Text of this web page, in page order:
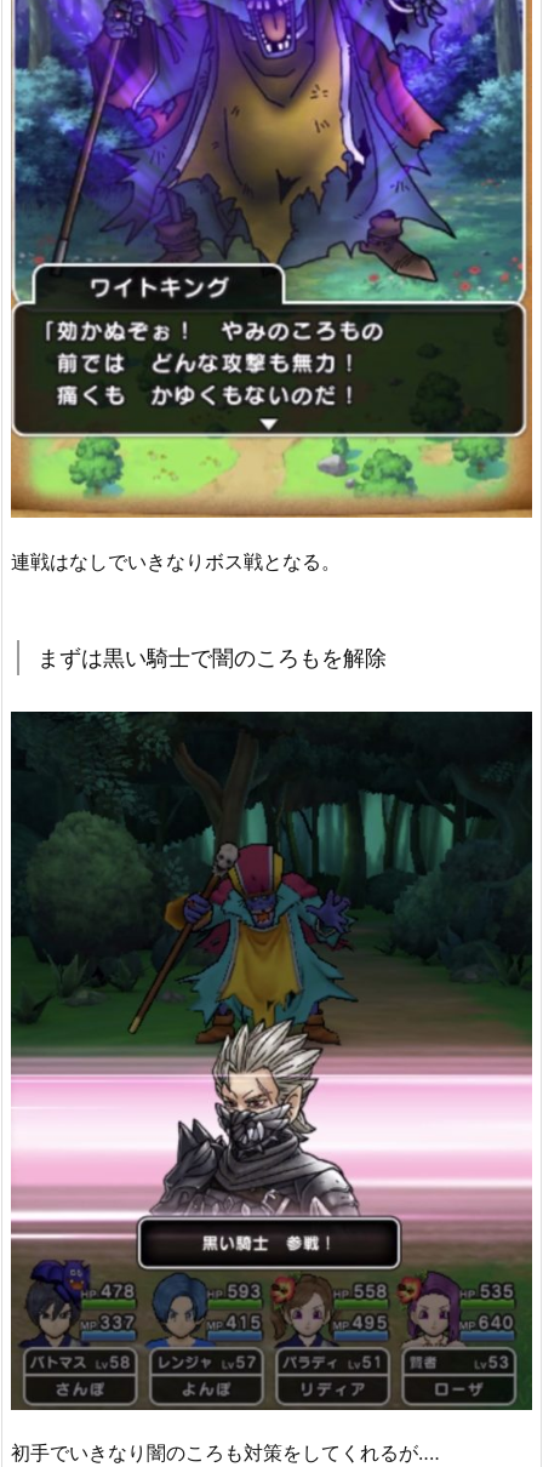
連戦はなしでいきなりボス戦となる。
まずは黒い騎士で闇のころもを解除
初手でいきなり闇のころも対策をしてくれるが‥‥